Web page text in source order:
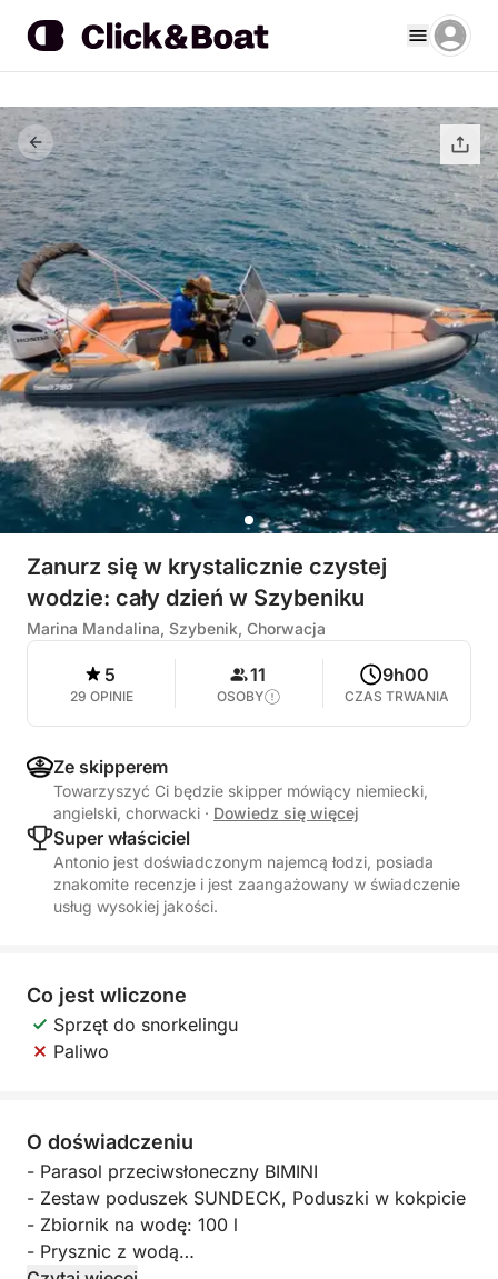
Zanurz się w krystalicznie czystej
wodzie: cały dzień w Szybeniku
Marina Mandalina, Szybenik, Chorwacja
5
29 OPINIE
11
OSOBY
9h00
CZAS TRWANIA
Ze skipperem
Towarzyszyć Ci będzie skipper mówiący niemiecki,
angielski, chorwacki · Dowiedz się więcej
Super właściciel
Antonio jest doświadczonym najemcą łodzi, posiada
znakomite recenzje i jest zaangażowany w świadczenie
usług wysokiej jakości.
Co jest wliczone
Sprzęt do snorkelingu
Paliwo
O doświadczeniu
- Parasol przeciwsłoneczny BIMINI
- Zestaw poduszek SUNDECK, Poduszki w kokpicie
- Zbiornik na wodę: 100 l
- Prysznic z wodą